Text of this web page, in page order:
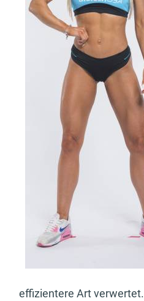
effizientere Art verwertet.